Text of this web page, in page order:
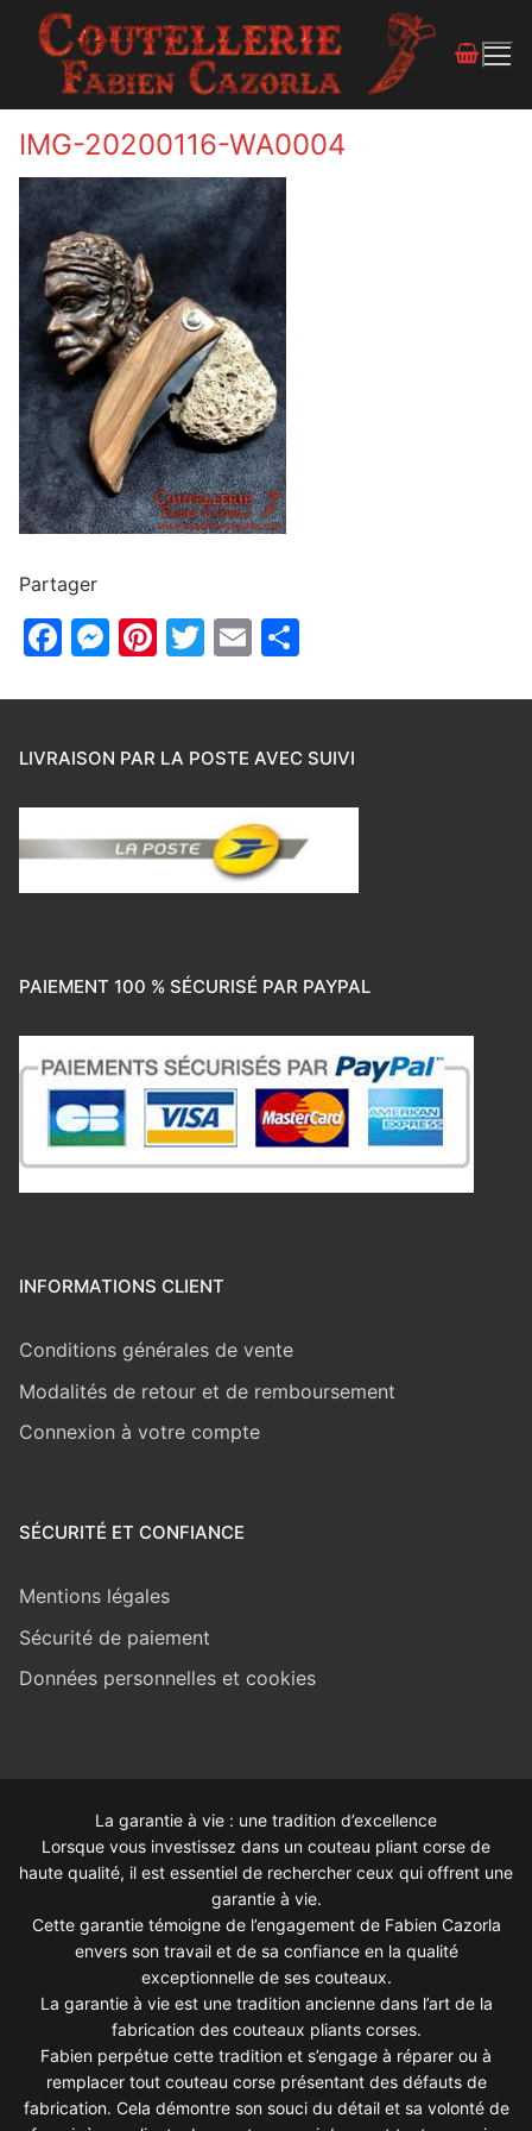
IMG-20200116-WA0004
Partager
Facebook
Messenger
Pinterest
Twitter
Email
LIVRAISON PAR LA POSTE AVEC SUIVI
PAIEMENT 100 % SÉCURISÉ PAR PAYPAL
INFORMATIONS CLIENT
Conditions générales de vente
Modalités de retour et de remboursement
Connexion à votre compte
SÉCURITÉ ET CONFIANCE
Mentions légales
Sécurité de paiement
Données personnelles et cookies
La garantie à vie : une tradition d’excellence
Lorsque vous investissez dans un couteau pliant corse de
haute qualité, il est essentiel de rechercher ceux qui offrent une
garantie à vie.
Cette garantie témoigne de l’engagement de Fabien Cazorla
envers son travail et de sa confiance en la qualité
exceptionnelle de ses couteaux.
La garantie à vie est une tradition ancienne dans l’art de la
fabrication des couteaux pliants corses.
Fabien perpétue cette tradition et s’engage à réparer ou à
remplacer tout couteau corse présentant des défauts de
fabrication. Cela démontre son souci du détail et sa volonté de